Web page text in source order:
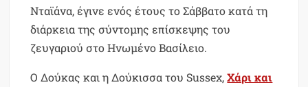
Νταϊάνα, έγινε ενός έτους το Σάββατο κατά τη
διάρκεια της σύντομης επίσκεψης του
ζευγαριού στο Ηνωμένο Βασίλειο.
Ο Δούκας και η Δούκισσα του Sussex, Χάρι και